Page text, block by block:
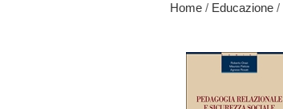
Home / Educazione /